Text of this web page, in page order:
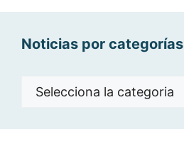
Noticias por categorías
Noticias